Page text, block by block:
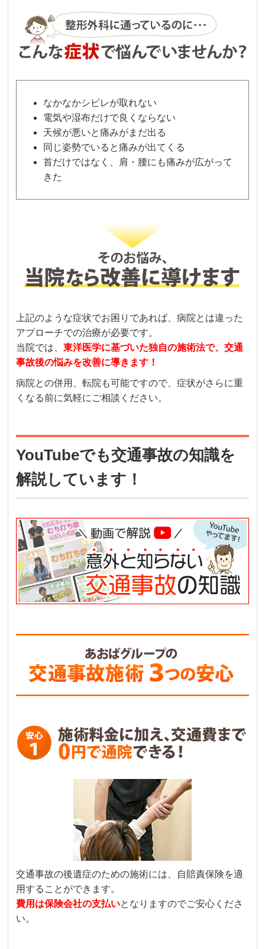
なかなかシビレが取れない
電気や湿布だけで良くならない
天候が悪いと痛みがまだ出る
同じ姿勢でいると痛みが出てくる
首だけではなく、肩・腰にも痛みが広がって
きた
上記のような症状でお困りであれば、病院とは違った
アプローチでの治療が必要です。
当院では、東洋医学に基づいた独自の施術法で、交通
事故後の悩みを改善に導きます！
病院との併用、転院も可能ですので、症状がさらに重
くなる前に気軽にご相談ください。
YouTubeでも交通事故の知識を
解説しています！
交通事故の後遺症のための施術には、自賠責保険を適
用することができます。
費用は保険会社の支払いとなりますのでご安心くださ
い。